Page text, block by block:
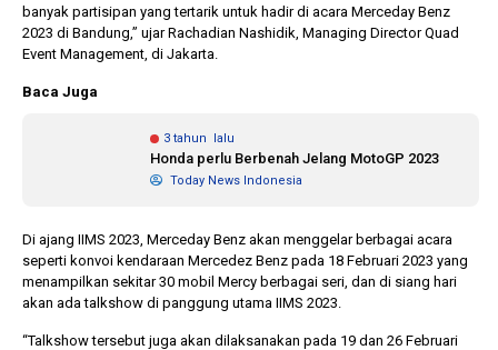
banyak partisipan yang tertarik untuk hadir di acara Merceday Benz
2023 di Bandung,” ujar Rachadian Nashidik, Managing Director Quad
Event Management, di Jakarta.
Baca Juga
3 tahun lalu
Honda perlu Berbenah Jelang MotoGP 2023
Today News Indonesia
Di ajang IIMS 2023, Merceday Benz akan menggelar berbagai acara
seperti konvoi kendaraan Mercedez Benz pada 18 Februari 2023 yang
menampilkan sekitar 30 mobil Mercy berbagai seri, dan di siang hari
akan ada talkshow di panggung utama IIMS 2023.
“Talkshow tersebut juga akan dilaksanakan pada 19 dan 26 Februari